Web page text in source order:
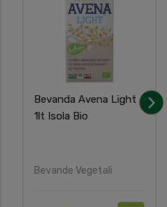
Bevanda Avena Light
1lt Isola Bio
Bevande Vegetali